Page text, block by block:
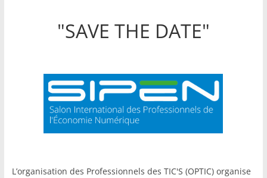
"SAVE THE DATE"
L’organisation des Professionnels des TIC'S (OPTIC) organise